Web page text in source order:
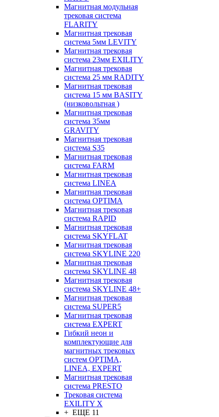
Магнитная модульная
трековая система
FLARITY
Магнитная трековая
система 5мм LEVITY
Магнитная трековая
система 23мм EXILITY
Магнитная трековая
система 25 мм RADITY
Магнитная трековая
система 15 мм BASITY
(низковольтная )
Магнитная трековая
система 35мм
GRAVITY
Магнитная трековая
система S35
Магнитная трековая
система FARM
Магнитная трековая
система LINEA
Магнитная трековая
система OPTIMA
Магнитная трековая
система RAPID
Магнитная трековая
система SKYFLAT
Магнитная трековая
система SKYLINE 220
Магнитная трековая
система SKYLINE 48
Магнитная трековая
система SKYLINE 48+
Магнитная трековая
система SUPER5
Магнитная трековая
система EXPERT
Гибкий неон и
комплектующие для
магнитных трековых
систем OPTIMA,
LINEA, EXPERT
Магнитная трековая
система PRESTO
Трековая система
EXILITY X
+ ЕЩЕ 11